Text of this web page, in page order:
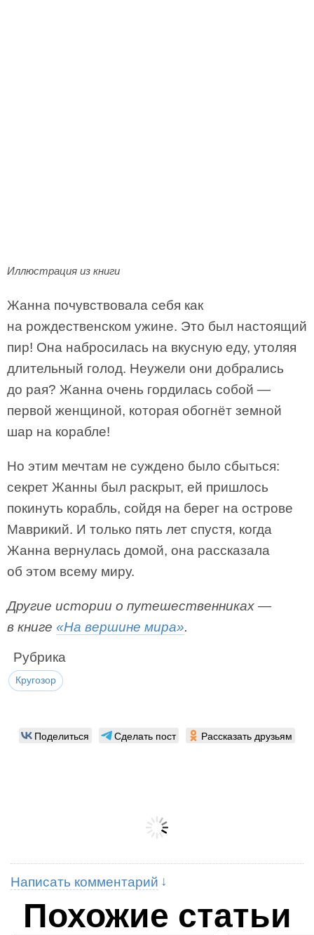
Иллюстрация из книги
Жанна почувствовала себя как
на рождественском ужине. Это был настоящий
пир! Она набросилась на вкусную еду, утоляя
длительный голод. Неужели они добрались
до рая? Жанна очень гордилась собой —
первой женщиной, которая обогнёт земной
шар на корабле!
Но этим мечтам не суждено было сбыться:
секрет Жанны был раскрыт, ей пришлось
покинуть корабль, сойдя на берег на острове
Маврикий. И только пять лет спустя, когда
Жанна вернулась домой, она рассказала
об этом всему миру.
Другие истории о путешественниках —
в книге «На вершине мира».
Рубрика
Кругозор
Поделиться Сделать пост Рассказать друзьям
Написать комментарий
Похожие статьи